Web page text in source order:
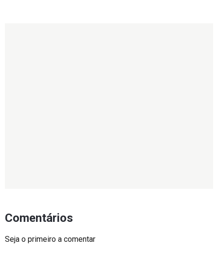
Comentários
Seja o primeiro a comentar